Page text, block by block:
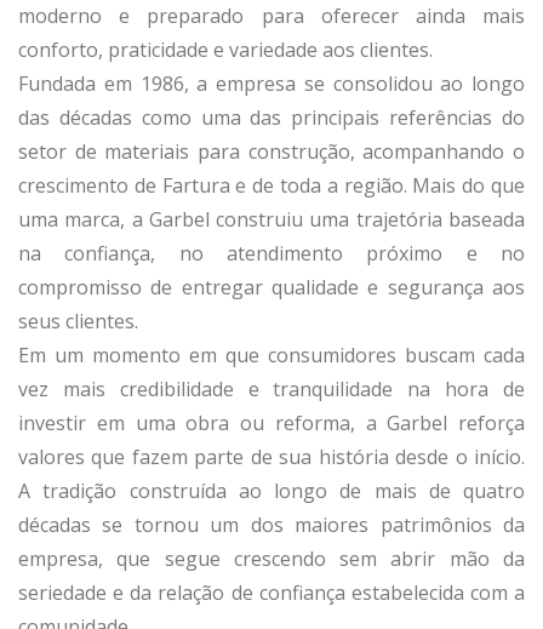
moderno e preparado para oferecer ainda mais
conforto, praticidade e variedade aos clientes.
Fundada em 1986, a empresa se consolidou ao longo
das décadas como uma das principais referências do
setor de materiais para construção, acompanhando o
crescimento de Fartura e de toda a região. Mais do que
uma marca, a Garbel construiu uma trajetória baseada
na confiança, no atendimento próximo e no
compromisso de entregar qualidade e segurança aos
seus clientes.
Em um momento em que consumidores buscam cada
vez mais credibilidade e tranquilidade na hora de
investir em uma obra ou reforma, a Garbel reforça
valores que fazem parte de sua história desde o início.
A tradição construída ao longo de mais de quatro
décadas se tornou um dos maiores patrimônios da
empresa, que segue crescendo sem abrir mão da
seriedade e da relação de confiança estabelecida com a